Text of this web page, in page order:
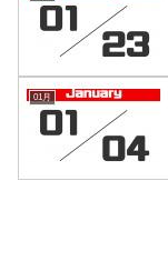
01月